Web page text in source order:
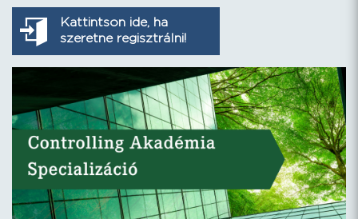
Kattintson ide, ha
szeretne regisztrálni!